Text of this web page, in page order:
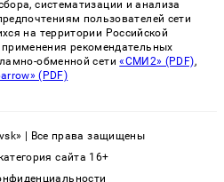
систематизации и анализа
пользователей сети
на территории Российской
рекомендательных
обменной сети«СМИ2» (PDF),
(PDF)
| Все права защищены
сайта 16+